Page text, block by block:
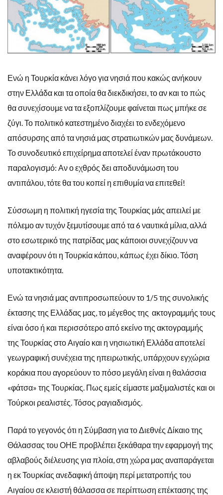
Ενώ η Τουρκία κάνει λόγο για νησιά που κακώς ανήκουν
στην Ελλάδα και τα οποία θα διεκδικήσει, το αν και το πώς
θα συνεχίσουμε να τα εξοπλίζουμε φαίνεται πως μπήκε σε
ζύγι. Το πολιτικό κατεστημένο διαχέει το ενδεχόμενο
απόσυρσης από τα νησιά μας στρατιωτικών μας δυνάμεων.
Το συνοδευτικό επιχείρημα αποτελεί έναν πρωτάκουστο
παραλογισμό: Αν ο εχθρός δει αποδυνάμωση του
αντιπάλου, τότε θα του κοπεί η επιθυμία να επιτεθεί!
Σύσσωμη η πολιτική ηγεσία της Τουρκίας μάς απειλεί με
πόλεμο αν τυχόν ξεμυτίσουμε από τα 6 ναυτικά μίλια, αλλά
στο εσωτερικό της πατρίδας μας κάποιοι συνεχίζουν να
αναφέρουν ότι η Τουρκία κάπου, κάπως έχει δίκιο. Τόση
υποτακτικότητα.
Ενώ τα νησιά μας αντιπροσωπεύουν το 1/5 της συνολικής
έκτασης της Ελλάδας μας, το μέγεθος της ακτογραμμής τους
είναι όσο ή και περισσότερο από εκείνο της ακτογραμμής
της Τουρκίας στο Αιγαίο και η νησιωτική Ελλάδα αποτελεί
γεωγραφική συνέχεια της ηπειρωτικής, υπάρχουν εγχώρια
κοράκια που αγορεύουν το πόσο μεγάλη είναι η θαλάσσια
«φάτσα» της Τουρκίας. Πως εμείς είμαστε μαξιμαλιστές και οι
Τούρκοι ρεαλιστές. Τόσος ραγιαδισμός.
Παρά το γεγονός ότι η Σύμβαση για το Διεθνές Δίκαιο της
Θάλασσας του ΟΗΕ προβλέπει ξεκάθαρα την εφαρμογή της
αβλαβούς διέλευσης για πλοία, στη χώρα μας αναπαράγεται
η εκ Τουρκίας ανεδαφική άποψη περί μετατροπής του
Αιγαίου σε κλειστή θάλασσα σε περίπτωση επέκτασης της